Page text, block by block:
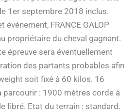
1er septembre 2018 inclus.
événement, FRANCE GALOP
propriétaire du cheval gagnant.
épreuve sera éventuellement
des partants probables afin
soit fixé à 60 kilos. 16
parcourir : 1900 mètres corde à
fibré. Etat du terrain : standard.